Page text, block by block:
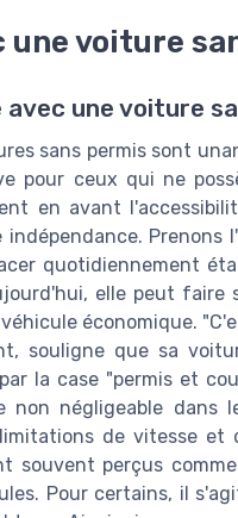
une voiture
une voiture
sans permis sont
pour ceux qui ne
en avant
Prenons
quotidiennement
elle peut faire
économique.
souligne que sa
la case "permis et
négligeable dans
de vitesse et
souvent perçus
Pour certains, il